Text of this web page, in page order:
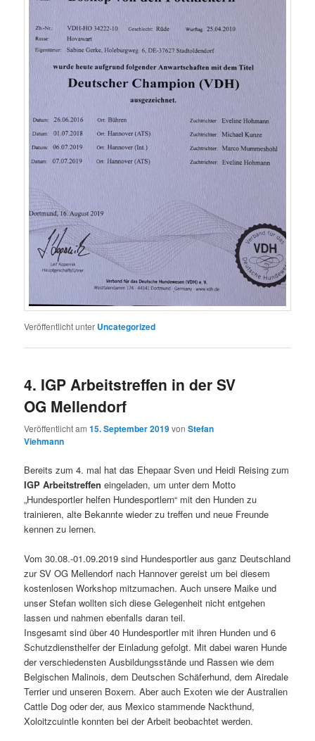
Veröffentlicht unter Uncategorized
4. IGP Arbeitstreffen in der SV
OG Mellendorf
Veröffentlicht am15. September 2019vonStefan
Viehmann
Bereits zum 4. mal hat das Ehepaar Sven und Heidi Reising zum
IGP Arbeitstreffeneingeladen, um unter dem Motto
„Hundesportler helfen Hundesportlern“ mit den Hunden zu
trainieren, alte Bekannte wieder zu treffen und neue Freunde
kennen zu lernen.
Vom 30.08.-01.09.2019 sind Hundesportler aus ganz Deutschland
zur SV OG Mellendorf nach Hannover gereist um bei diesem
kostenlosen Workshop mitzumachen. Auch unsere Maike und
unser Stefan wollten sich diese Gelegenheit nicht entgehen
lassen und nahmen ebenfalls daran teil.
Insgesamt sind über 40 Hundesportler mit ihren Hunden und 6
Schutzdiensthelfer der Einladung gefolgt. Mit dabei waren Hunde
der verschiedensten Ausbildungsstände und Rassen wie dem
Belgischen Malinois, dem Deutschen Schäferhund, dem Airedale
Terrier und unseren Boxern. Aber auch Exoten wie der Australien
Cattle Dog oder der, aus Mexico stammende Nackthund,
Xoloitzcuintle konnten bei der Arbeit beobachtet werden.